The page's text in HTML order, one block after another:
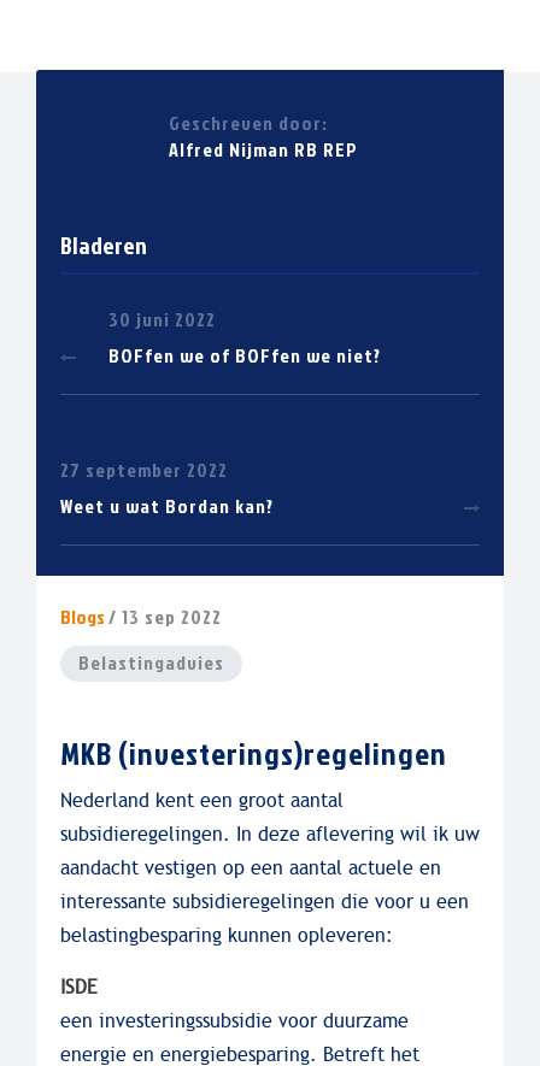
Geschreven door:
Alfred Nijman RB REP
Bladeren
30 juni 2022
BOFfen we of BOFfen we niet?
27 september 2022
Weet u wat Bordan kan?
Blogs/ 13 sep 2022
Belastingadvies
MKB (investerings)regelingen
Nederland kent een groot aantal
subsidieregelingen. In deze aflevering wil ik uw
aandacht vestigen op een aantal actuele en
interessante subsidieregelingen die voor u een
belastingbesparing kunnen opleveren:
ISDE
een investeringssubsidie voor duurzame
energie en energiebesparing. Betreft het